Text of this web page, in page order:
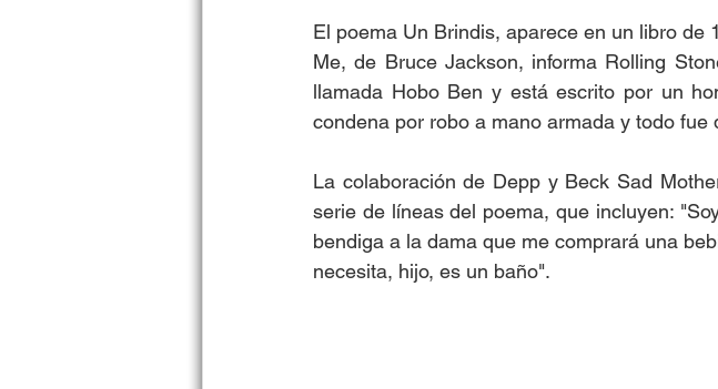
El poema Un Brindis, aparece en un libro de
Me, de Bruce Jackson, informa Rolling
llamada Hobo Ben y está escrito por un
condena por robo a mano armada y todo
La colaboración de Depp y Beck Sad
serie de líneas del poema, que incluyen:
bendiga a la dama que me comprará una
necesita, hijo, es un baño".